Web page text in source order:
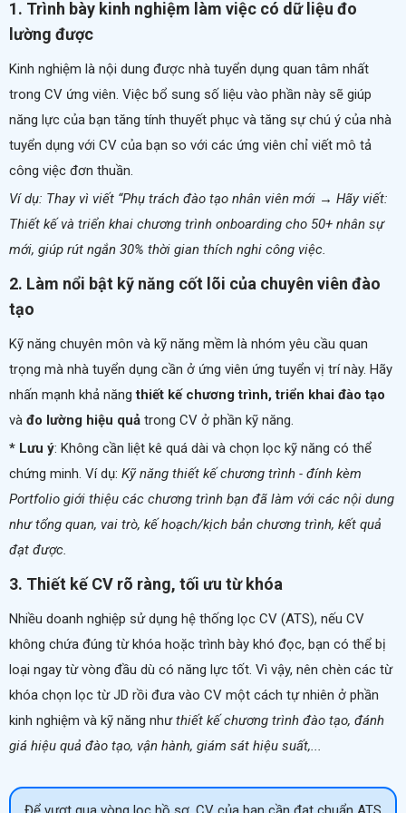
1. Trình bày kinh nghiệm làm việc có dữ liệu đo
lường được
Kinh nghiệm là nội dung được nhà tuyển dụng quan tâm nhất
trong CV ứng viên. Việc bổ sung số liệu vào phần này sẽ giúp
năng lực của bạn tăng tính thuyết phục và tăng sự chú ý của nhà
tuyển dụng với CV của bạn so với các ứng viên chỉ viết mô tả
công việc đơn thuần.
Ví dụ: Thay vì viết “Phụ trách đào tạo nhân viên mới → Hãy viết:
Thiết kế và triển khai chương trình onboarding cho 50+ nhân sự
mới, giúp rút ngắn 30% thời gian thích nghi công việc.
2. Làm nổi bật kỹ năng cốt lõi của chuyên viên đào
tạo
Kỹ năng chuyên môn và kỹ năng mềm là nhóm yêu cầu quan
trọng mà nhà tuyển dụng cần ở ứng viên ứng tuyển vị trí này. Hãy
nhấn mạnh khả năngthiết kế chương trình, triển khai đào tạo
và đo lường hiệu quả trong CV ở phần kỹ năng.
* Lưu ý: Không cần liệt kê quá dài và chọn lọc kỹ năng có thể
chứng minh. Ví dụ: Kỹ năng thiết kế chương trình - đính kèm
Portfolio giới thiệu các chương trình bạn đã làm với các nội dung
như tổng quan, vai trò, kế hoạch/kịch bản chương trình, kết quả
đạt được.
3. Thiết kế CV rõ ràng, tối ưu từ khóa
Nhiều doanh nghiệp sử dụng hệ thống lọc CV (ATS), nếu CV
không chứa đúng từ khóa hoặc trình bày khó đọc, bạn có thể bị
loại ngay từ vòng đầu dù có năng lực tốt. Vì vậy, nên chèn các từ
khóa chọn lọc từ JD rồi đưa vào CV một cách tự nhiên ở phần
kinh nghiệm và kỹ năng nhưthiết kế chương trình đào tạo, đánh
giá hiệu quả đào tạo, vận hành, giám sát hiệu suất,...